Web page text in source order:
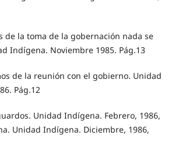
de la toma de la gobernación nada se
Indígena. Noviembre 1985. Pág.13
de la reunión con el gobierno. Unidad
Pág.12
Unidad Indígena. Febrero, 1986,
Unidad Indígena. Diciembre, 1986,